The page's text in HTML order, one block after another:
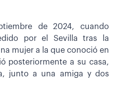
de 2024, cuando
por el Sevilla tras la
mujer a la que conoció en
posteriormente a su casa,
junto a una amiga y dos